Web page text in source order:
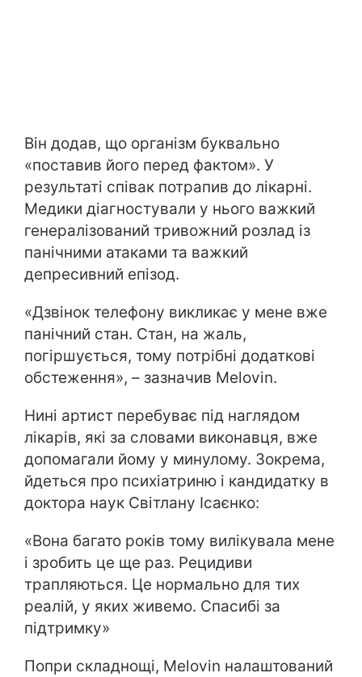
Він додав, що організм буквально
«поставив його перед фактом». У
результаті співак потрапив до лікарні.
Медики діагностували у нього важкий
генералізований тривожний розлад із
панічними атаками та важкий
депресивний епізод.
«Дзвінок телефону викликає у мене вже
панічний стан. Стан, на жаль,
погіршується, тому потрібні додаткові
обстеження», – зазначив Melovin.
Нині артист перебуває під наглядом
лікарів, які за словами виконавця, вже
допомагали йому у минулому. Зокрема,
йдеться про психіатриню і кандидатку в
доктора наук Світлану Ісаєнко:
«Вона багато років тому вилікувала мене
і зробить це ще раз. Рецидиви
трапляються. Це нормально для тих
реалій, у яких живемо. Спасибі за
підтримку»
Попри складнощі, Melovin налаштований